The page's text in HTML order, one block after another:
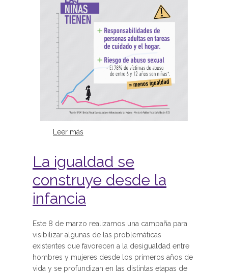
Leer más
La igualdad se
construye desde la
infancia
Este 8 de marzo realizamos una campaña para
visibilizar algunas de las problemáticas
existentes que favorecen a la desigualdad entre
hombres y mujeres desde los primeros años de
vida y se profundizan en las distintas etapas de